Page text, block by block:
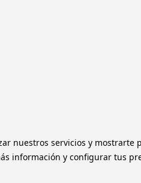
nuestros servicios y
información y configurar tus